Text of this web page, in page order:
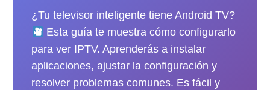
¿Tu televisor inteligente tiene Android TV?
Esta guía te muestra cómo configurarlo
para ver IPTV. Aprenderás a instalar
aplicaciones, ajustar la configuración y
resolver problemas comunes. Es fácil y